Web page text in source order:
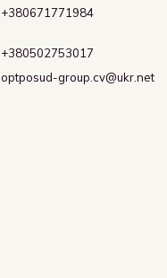
+380671771984
+380502753017
optposud-group.cv@ukr.net